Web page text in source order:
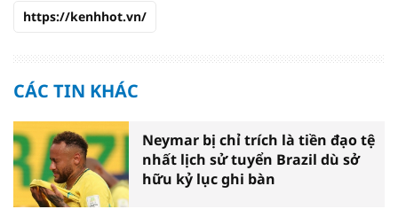
https://kenhhot.vn/
CÁC TIN KHÁC
Neymar bị chỉ trích là tiền đạo tệ
nhất lịch sử tuyển Brazil dù sở
hữu kỷ lục ghi bàn